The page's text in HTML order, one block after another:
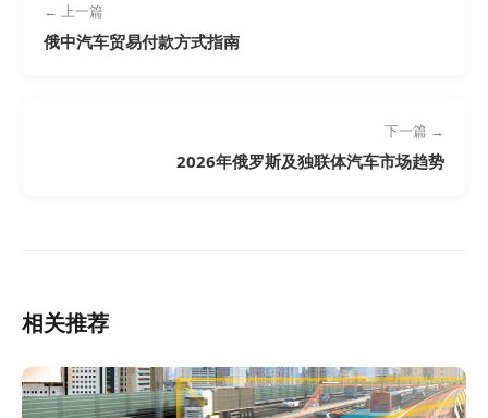
← 上一篇
俄中汽车贸易付款方式指南
下一篇 →
2026年俄罗斯及独联体汽车市场趋势
相关推荐